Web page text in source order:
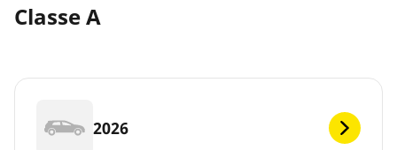
Classe A
2026